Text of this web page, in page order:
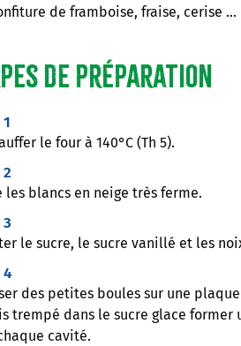
de framboise, fraise, cerise …
de préparation
le four à 140°C (Th 5).
les blancs en neige très ferme.
le sucre, le sucre vanillé et les
4
des petites boules sur une
trempé dans le sucre glace
cavité.